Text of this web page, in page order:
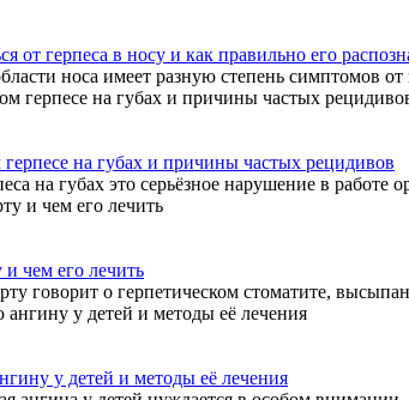
от герпеса в носу и как правильно его
носа имеет разную степень симптомов
на губах и причины частых рецидивов
на губах это серьёзное нарушение в работе
и чем его лечить
говорит о герпетическом стоматите,
у детей и методы её лечения